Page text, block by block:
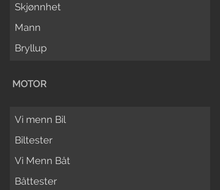
Skjønnhet
Mann
Bryllup
MOTOR
Vi menn Bil
Biltester
Vi Menn Båt
Båttester